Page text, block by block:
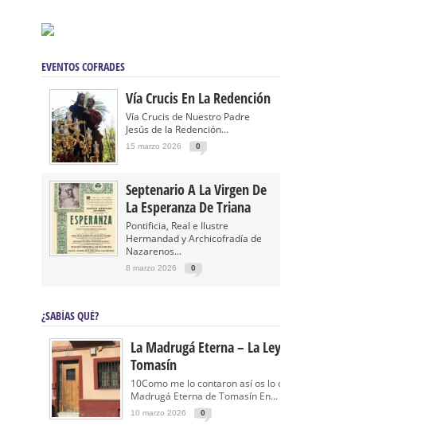
EVENTOS COFRADES
Vía Crucis En La Redención
Vía Crucis de Nuestro Padre
Jesús de la Redención...
15 marzo 2026 0
Septenario A La Virgen De
La Esperanza De Triana
Pontificia, Real e Ilustre
Hermandad y Archicofradía de
Nazarenos...
8 marzo 2026 0
¿SABÍAS QUÉ?
La Madrugá Eterna – La Leyenda De
Tomasín
10Como me lo contaron así os lo cuento… La
Madrugá Eterna de Tomasín En...
10 marzo 2026 0